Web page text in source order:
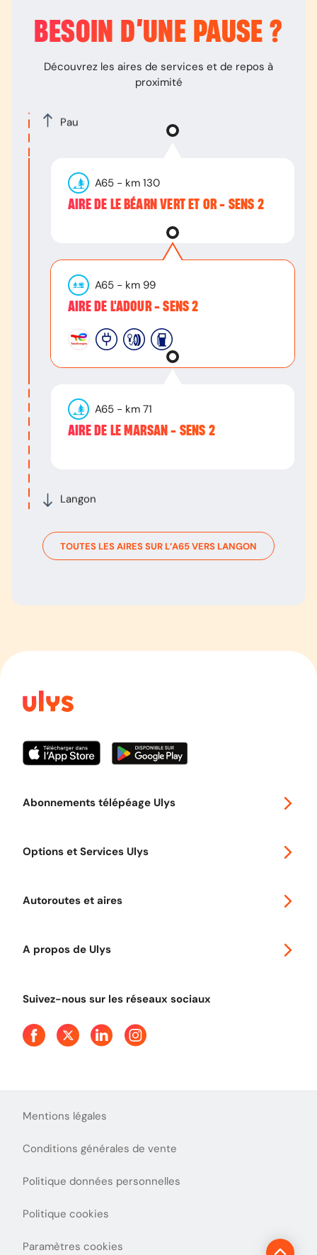
BESOIN D’UNE PAUSE ?
Découvrez les aires de services et de repos à
proximité
Pau
Langon
A65 - km 130
AIRE DE LE BÉARN VERT ET OR - SENS 2
A65 - km 99
AIRE DE L'ADOUR - SENS 2
A65 - km 71
AIRE DE LE MARSAN - SENS 2
TOUTES LES AIRES SUR L’A65VERS LANGON
Abonnements télépéage Ulys
Options et Services Ulys
Autoroutes et aires
A propos de Ulys
Presse
Suivez-nous sur les réseaux sociaux
Mentions légales
Conditions générales de vente
Politique données personnelles
Politique cookies
Paramètres cookies